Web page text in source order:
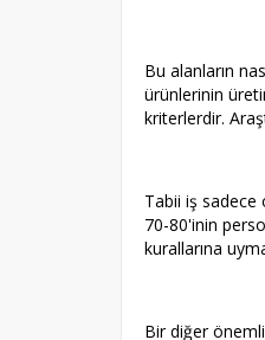
Bu alanların
ürünlerinin
kriterlerdir.
Tabii iş sadece
70-80'inin
kurallarına
Bir diğer